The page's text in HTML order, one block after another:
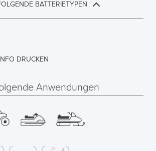
BATTERIETYPEN
DRUCKEN
Anwendungen